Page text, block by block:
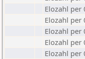
Elozahl per
Elozahl per
Elozahl per
Elozahl per
Elozahl per